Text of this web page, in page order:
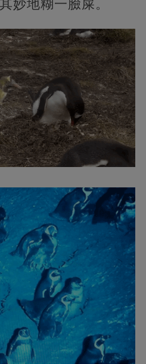
妙地糊一臉屎。